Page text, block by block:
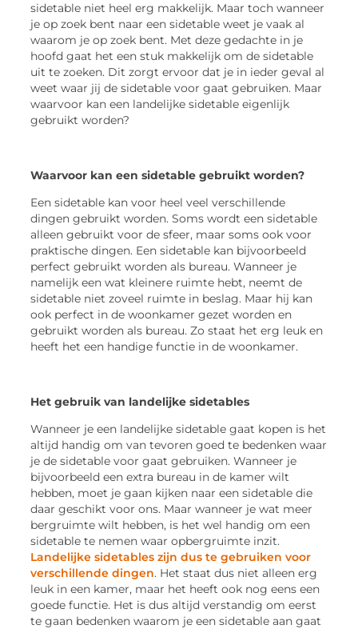
sidetable niet heel erg makkelijk. Maar toch wanneer
je op zoek bent naar een sidetable weet je vaak al
waarom je op zoek bent. Met deze gedachte in je
hoofd gaat het een stuk makkelijk om de sidetable
uit te zoeken. Dit zorgt ervoor dat je in ieder geval al
weet waar jij de sidetable voor gaat gebruiken. Maar
waarvoor kan een landelijke sidetable eigenlijk
gebruikt worden?
Waarvoor kan een sidetable gebruikt worden?
Een sidetable kan voor heel veel verschillende
dingen gebruikt worden. Soms wordt een sidetable
alleen gebruikt voor de sfeer, maar soms ook voor
praktische dingen. Een sidetable kan bijvoorbeeld
perfect gebruikt worden als bureau. Wanneer je
namelijk een wat kleinere ruimte hebt, neemt de
sidetable niet zoveel ruimte in beslag. Maar hij kan
ook perfect in de woonkamer gezet worden en
gebruikt worden als bureau. Zo staat het erg leuk en
heeft het een handige functie in de woonkamer.
Het gebruik van landelijke sidetables
Wanneer je een landelijke sidetable gaat kopen is het
altijd handig om van tevoren goed te bedenken waar
je de sidetable voor gaat gebruiken. Wanneer je
bijvoorbeeld een extra bureau in de kamer wilt
hebben, moet je gaan kijken naar een sidetable die
daar geschikt voor ons. Maar wanneer je wat meer
bergruimte wilt hebben, is het wel handig om een
sidetable te nemen waar opbergruimte inzit.
Landelijke sidetables zijn dus te gebruiken voor
verschillende dingen. Het staat dus niet alleen erg
leuk in een kamer, maar het heeft ook nog eens een
goede functie. Het is dus altijd verstandig om eerst
te gaan bedenken waarom je een sidetable aan gaat